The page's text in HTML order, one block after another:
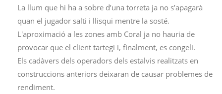
La llum que hi ha a sobre d’una torreta ja no s’apagarà
quan el jugador salti i llisqui mentre la sosté.
L'aproximació a les zones amb Coral ja no hauria de
provocar que el client tartegi i, finalment, es congeli.
Els cadàvers dels operadors dels estalvis realitzats en
construccions anteriors deixaran de causar problemes de
rendiment.